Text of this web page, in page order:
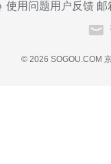
使用问题用户反馈 邮
© 2026 SOGOU.COM